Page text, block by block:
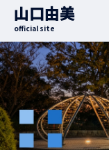
山口由美
official site